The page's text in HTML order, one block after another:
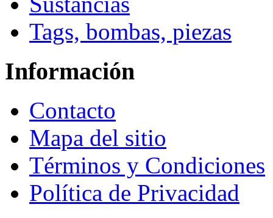
Tags, bombas, piezas
Información
Contacto
Mapa del sitio
Términos y Condiciones
Política de Privacidad